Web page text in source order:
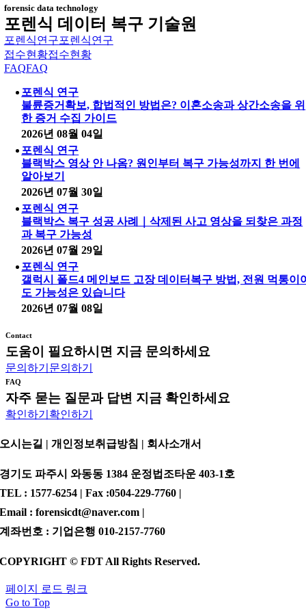
forensic data technology
포렌식 데이터 복구 기술원
포렌식연구포렌식연구
접수현황접수현황
FAQFAQ
포렌식 연구
불륜증거확보, 합법적인 방법은? 이혼소송과 상간소송을 위
한 증거 수집 가이드
2026년 08월 04일
포렌식 연구
블랙박스 영상 안 나옴? 원인부터 복구 가능성까지 한 번에
알아보기
2026년 07월 30일
포렌식 연구
블랙박스 복구 성공 사례｜삭제된 사고 영상을 되찾은 과정
과 복구 가능성
2026년 07월 29일
포렌식 연구
갤럭시 폴드4 메인보드 고장 데이터복구 방법, 전원 먹통이
도 가능성은 있습니다
2026년 07월 08일
Contact
도움이 필요하시면 지금 문의하세요
문의하기 문의하기
FAQ
자주 묻는 질문과 답변 지금 확인하세요
확인하기 확인하기
오시는길 | 개인정보취급방침 | 회사소개서
경기도 파주시 와동동 1384 운정법조타운 403-1호
TEL : 1577-6254 | Fax :0504-229-7760 |
Email : forensicdt@naver.com |
계좌번호 : 기업은행 010-2157-7760
COPYRIGHT © FDT All Rights Reserved.
페이지 로드 링크
Go to Top